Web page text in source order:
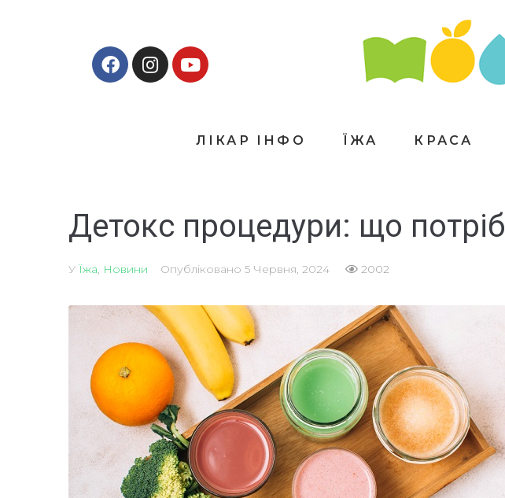
ЛІКАР ІНФО ЇЖА КРАСА
Детокс процедури: що
У Їжа, Новини Опубліковано 5 Червня, 2024 2002